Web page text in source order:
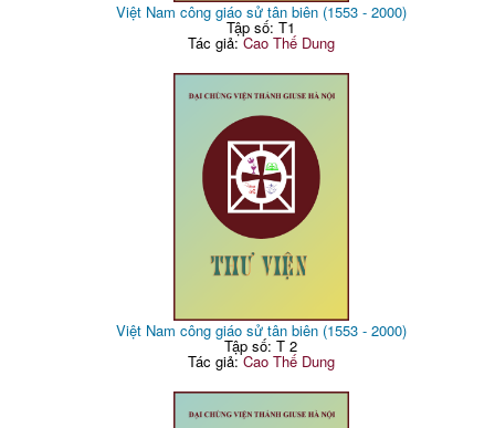
Việt Nam công giáo sử tân biên (1553 - 2000)
Tập số: T1
Tác giả:Cao Thế Dung
Việt Nam công giáo sử tân biên (1553 - 2000)
Tập số: T 2
Tác giả:Cao Thế Dung